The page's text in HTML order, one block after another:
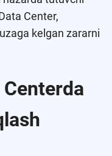
Center,
kelgan zararni